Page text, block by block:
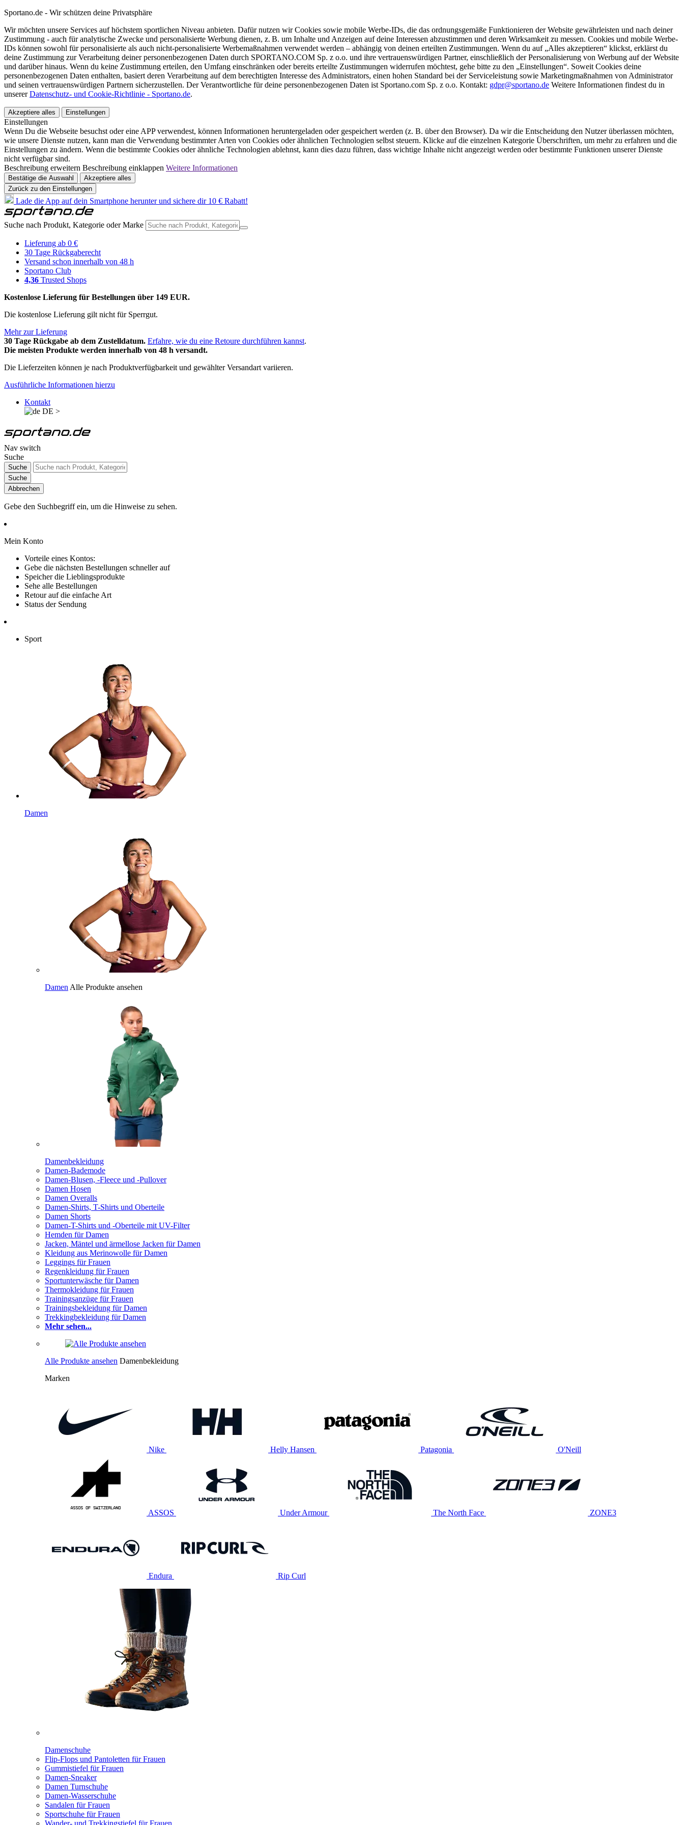
Sportano.de - Wir schützen deine Privatsphäre
Wir möchten unsere Services auf höchstem sportlichen Niveau anbieten. Dafür nutzen wir Cookies sowie mobile Werbe-IDs, die das ordnungsgemäße Funktionieren der Website gewährleisten und nach deiner
Zustimmung - auch für analytische Zwecke und personalisierte Werbung dienen, z. B. um Inhalte und Anzeigen auf deine Interessen abzustimmen und deren Wirksamkeit zu messen. Cookies und mobile Werbe-
IDs können sowohl für personalisierte als auch nicht-personalisierte Werbemaßnahmen verwendet werden – abhängig von deinen erteilten Zustimmungen. Wenn du auf „Alles akzeptieren“ klickst, erklärst du
deine Zustimmung zur Verarbeitung deiner personenbezogenen Daten durch SPORTANO.COM Sp. z o.o. und ihre vertrauenswürdigen Partner, einschließlich der Personalisierung von Werbung auf der Website
und darüber hinaus. Wenn du keine Zustimmung erteilen, den Umfang einschränken oder bereits erteilte Zustimmungen widerrufen möchtest, gehe bitte zu den „Einstellungen“. Soweit Cookies deine
personenbezogenen Daten enthalten, basiert deren Verarbeitung auf dem berechtigten Interesse des Administrators, einen hohen Standard bei der Serviceleistung sowie Marketingmaßnahmen von Administrator
und seinen vertrauenswürdigen Partnern sicherzustellen. Der Verantwortliche für deine personenbezogenen Daten ist Sportano.com Sp. z o.o. Kontakt: gdpr@sportano.de Weitere Informationen findest du in
unsererDatenschutz- und Cookie-Richtlinie - Sportano.de.
Akzeptiere alles Einstellungen
Einstellungen
Wenn Du die Webseite besuchst oder eine APP verwendest, können Informationen heruntergeladen oder gespeichert werden (z. B. über den Browser). Da wir die Entscheidung den Nutzer überlassen möchten,
wie unsere Dienste nutzen, kann man die Verwendung bestimmter Arten von Cookies oder ähnlichen Technologien selbst steuern. Klicke auf die einzelnen Kategorie Überschriften, um mehr zu erfahren und die
Einstellungen zu ändern. Wenn die bestimmte Cookies oder ähnliche Technologien ablehnst, kann dies dazu führen, dass wichtige Inhalte nicht angezeigt werden oder bestimmte Funktionen unserer Dienste
nicht verfügbar sind.
Beschreibung erweitern Beschreibung einklappen Weitere Informationen
Bestätige die Auswahl
Akzeptiere alles
Zurück zu den Einstellungen
Lade die App auf dein Smartphone herunter und sichere dir 10 € Rabatt!
Suche nach Produkt, Kategorie oder Marke
Lieferung ab 0 €
30 Tage Rückgaberecht
Versand schon innerhalb von 48 h
Sportano Club
4,36 Trusted Shops
Kostenlose Lieferung für Bestellungen über 149 EUR.
Die kostenlose Lieferung gilt nicht für Sperrgut.
Mehr zur Lieferung
30 Tage Rückgabe ab dem Zustelldatum. Erfahre, wie du eine Retoure durchführen kannst.
Die meisten Produkte werden innerhalb von 48 h versandt.
Die Lieferzeiten können je nach Produktverfügbarkeit und gewählter Versandart variieren.
Ausführliche Informationen hierzu
Kontakt
DE >
Nav switch
Suche
Suche
Suche
Abbrechen
Gebe den Suchbegriff ein, um die Hinweise zu sehen.
Mein Konto
Vorteile eines Kontos:
Gebe die nächsten Bestellungen schneller auf
Speicher die Lieblingsprodukte
Sehe alle Bestellungen
Retour auf die einfache Art
Status der Sendung
Sport
Damen
Damen Alle Produkte ansehen
Damenbekleidung
Damen-Bademode
Damen-Blusen, -Fleece und -Pullover
Damen Hosen
Damen Overalls
Damen-Shirts, T-Shirts und Oberteile
Damen Shorts
Damen-T-Shirts und -Oberteile mit UV-Filter
Hemden für Damen
Jacken, Mäntel und ärmellose Jacken für Damen
Kleidung aus Merinowolle für Damen
Leggings für Frauen
Regenkleidung für Frauen
Sportunterwäsche für Damen
Thermokleidung für Frauen
Trainingsanzüge für Frauen
Trainingsbekleidung für Damen
Trekkingbekleidung für Damen
Mehr sehen...
Alle Produkte ansehen Damenbekleidung
Marken
Nike Helly Hansen Patagonia O'Neill
ASSOS Under Armour The North Face ZONE3
Endura Rip Curl
Damenschuhe
Flip-Flops und Pantoletten für Frauen
Gummistiefel für Frauen
Damen-Sneaker
Damen Turnschuhe
Damen-Wasserschuhe
Sandalen für Frauen
Sportschuhe für Frauen
Wander- und Trekkingstiefel für Frauen